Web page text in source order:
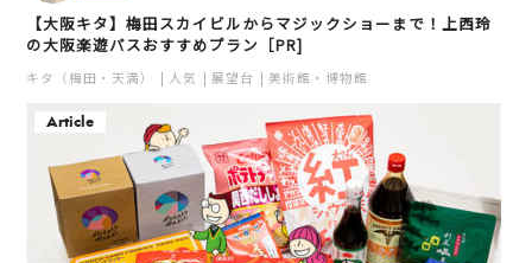
【大阪キタ】梅田スカイビルからマジックショーまで！上西玲
の大阪楽遊パスおすすめプラン［PR]
キタ（梅田・天満） 人気 展望台 美術館・博物館
Article